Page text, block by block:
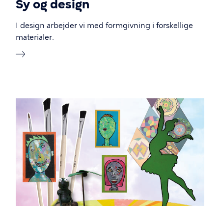
Sy og design
I design arbejder vi med formgivning i forskellige
materialer.